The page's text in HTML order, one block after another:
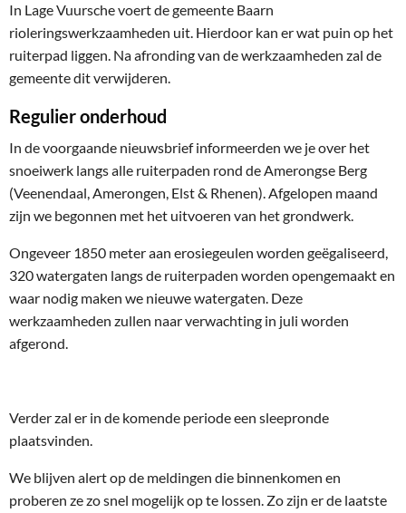
In Lage Vuursche voert de gemeente Baarn
rioleringswerkzaamheden uit. Hierdoor kan er wat puin op het
ruiterpad liggen. Na afronding van de werkzaamheden zal de
gemeente dit verwijderen.
Regulier onderhoud
In de voorgaande nieuwsbrief informeerden we je over het
snoeiwerk langs alle ruiterpaden rond de Amerongse Berg
(Veenendaal, Amerongen, Elst & Rhenen). Afgelopen maand
zijn we begonnen met het uitvoeren van het grondwerk.
Ongeveer 1850 meter aan erosiegeulen worden geëgaliseerd,
320 watergaten langs de ruiterpaden worden opengemaakt en
waar nodig maken we nieuwe watergaten. Deze
werkzaamheden zullen naar verwachting in juli worden
afgerond.
Verder zal er in de komende periode een sleepronde
plaatsvinden.
We blijven alert op de meldingen die binnenkomen en
proberen ze zo snel mogelijk op te lossen. Zo zijn er de laatste